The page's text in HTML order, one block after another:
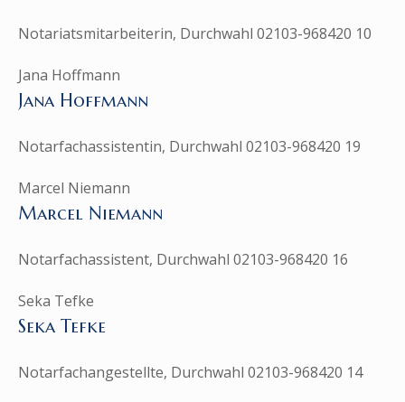
Notariatsmitarbeiterin, Durchwahl 02103-968420 10
Jana Hoffmann
Jana Hoffmann
Notarfachassistentin, Durchwahl 02103-968420 19
Marcel Niemann
Marcel Niemann
Notarfachassistent, Durchwahl 02103-968420 16
Seka Tefke
Seka Tefke
Notarfachangestellte, Durchwahl 02103-968420 14